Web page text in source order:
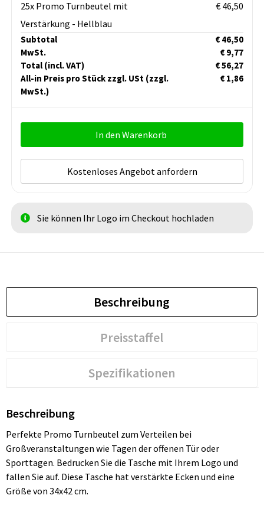
25x Promo Turnbeutel mit
Verstärkung - Hellblau
€ 46,50
Subtotal
€ 46,50
MwSt.
€ 9,77
Total (incl. VAT)
€ 56,27
All-in Preis pro Stück zzgl. USt (zzgl.
MwSt.)
€ 1,86
In den Warenkorb
Kostenloses Angebot anfordern
Sie können Ihr Logo im Checkout hochladen
Beschreibung
Preisstaffel
Spezifikationen
Beschreibung
Perfekte Promo Turnbeutel zum Verteilen bei
Großveranstaltungen wie Tagen der offenen Tür oder
Sporttagen. Bedrucken Sie die Tasche mit Ihrem Logo und
fallen Sie auf. Diese Tasche hat verstärkte Ecken und eine
Größe von 34x42 cm.